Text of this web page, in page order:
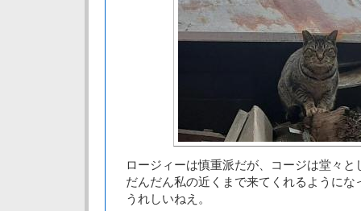
ロージィーは慎重派だが、コージは堂々と
だんだん私の近くまで来てくれるようにな
うれしいねえ。